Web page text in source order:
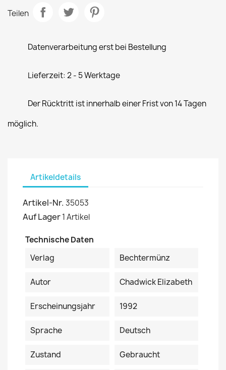
Teilen
Datenverarbeitung erst bei Bestellung
Lieferzeit: 2 - 5 Werktage
Der Rücktritt ist innerhalb einer Frist von 14 Tagen
möglich.
Artikeldetails
Artikel-Nr. 35053
Auf Lager1 Artikel
Technische Daten
Verlag
Bechtermünz
Autor Chadwick Elizabeth
Erscheinungsjahr 1992
Sprache Deutsch
Zustand Gebraucht